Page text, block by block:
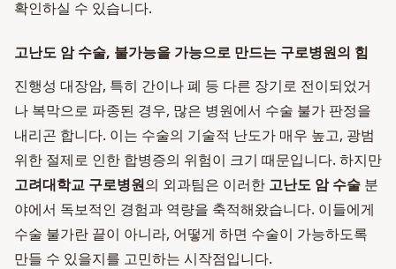
확인하실 수 있습니다.
고난도 암 수술, 불가능을 가능으로 만드는 구로병원의 힘
진행성 대장암, 특히 간이나 폐 등 다른 장기로 전이되었거
나 복막으로 파종된 경우, 많은 병원에서 수술 불가 판정을
내리곤 합니다. 이는 수술의 기술적 난도가 매우 높고, 광범
위한 절제로 인한 합병증의 위험이 크기 때문입니다. 하지만
고려대학교 구로병원의 외과팀은 이러한 고난도 암 수술 분
야에서 독보적인 경험과 역량을 축적해왔습니다. 이들에게
수술 불가란 끝이 아니라, 어떻게 하면 수술이 가능하도록
만들 수 있을지를 고민하는 시작점입니다.